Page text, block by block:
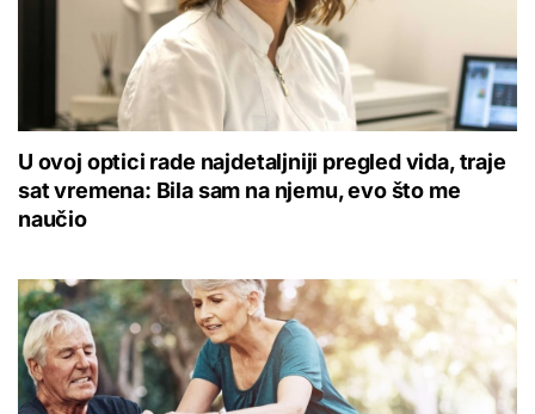
U ovoj optici rade najdetaljniji pregled vida, traje
sat vremena: Bila sam na njemu, evo što me
naučio